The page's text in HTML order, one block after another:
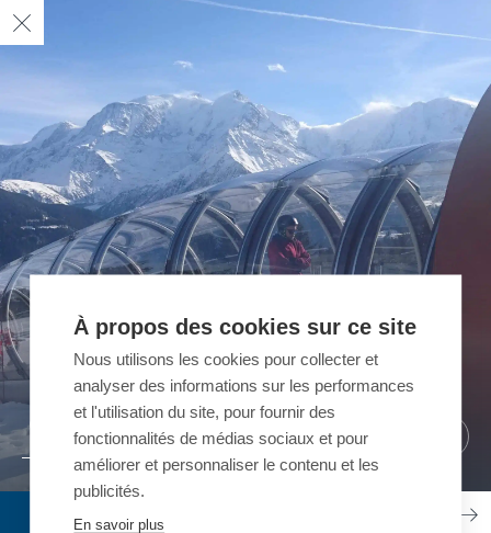
01 / 02
02 / 02
À propos des cookies sur ce site
Nous utilisons les cookies pour collecter et
analyser des informations sur les performances
et l'utilisation du site, pour fournir des
fonctionnalités de médias sociaux et pour
améliorer et personnaliser le contenu et les
publicités.
En savoir plus